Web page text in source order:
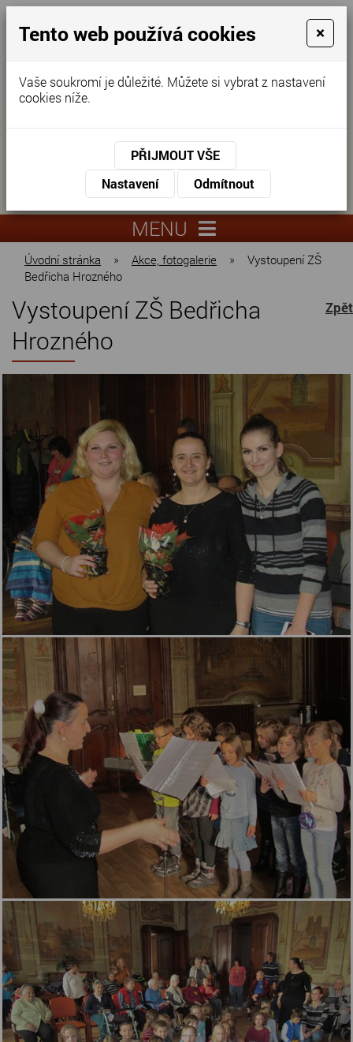
prohlídka
KONTAKTUJTE NÁS
KONTAKTUJTE NÁS
551
lysa.cz
MENU
Úvodní stránka » Akce, fotogalerie »
Vystoupení ZŠ
Bedřicha Hrozného
Vystoupení ZŠ Bedřicha
Hrozného
Zpět
Tento web používá cookies ×
Vaše soukromí je důležité. Můžete si vybrat z nastavení
cookies níže.
PŘIJMOUT VŠE
Nastavení
Odmítnout